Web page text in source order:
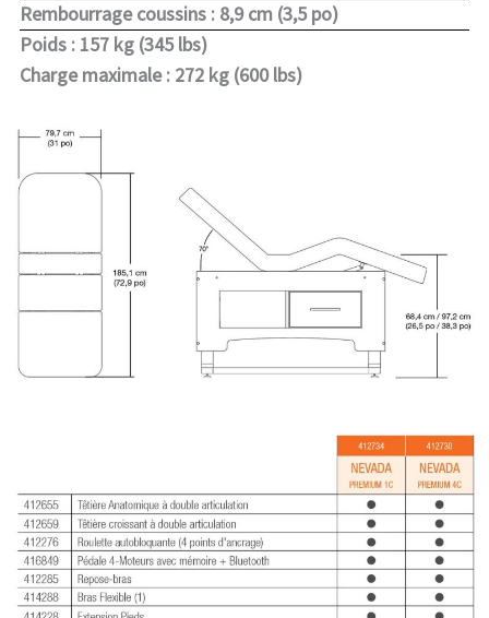
Rembourrage coussins : 8,9 cm (3,5 po)
Poids : 157 kg (345 lbs)
Charge maximale : 272 kg (600 lbs)